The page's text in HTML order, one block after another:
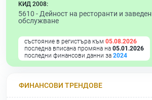
КИД 2008:
5610 - Дейност на ресторанти и
обслужване
състояние в регистъра към 05.08.2026
последна вписана промяна на 05.01.2026
последни финансови данни за 2024
ФИНАНСОВИ ТРЕНДОВЕ